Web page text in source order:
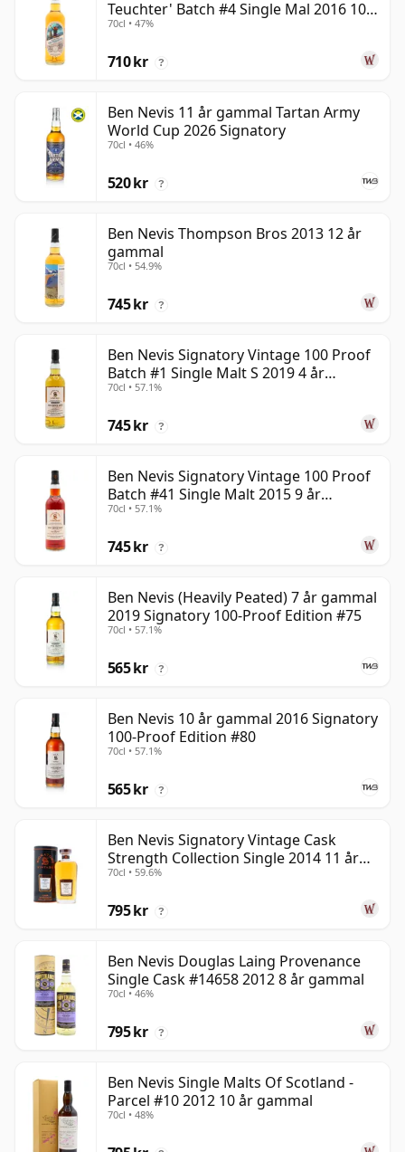
Teuchter' Batch #4 Single Mal 2016 10
år gammal
70cl • 47%
710 kr ?
Ben Nevis 11 år gammal Tartan Army
World Cup 2026 Signatory
70cl • 46%
520 kr ?
Ben Nevis Thompson Bros 2013 12 år
gammal
70cl • 54.9%
745 kr ?
Ben Nevis Signatory Vintage 100 Proof
Batch #1 Single Malt S 2019 4 år
gammal
70cl • 57.1%
745 kr ?
Ben Nevis Signatory Vintage 100 Proof
Batch #41 Single Malt 2015 9 år
gammal
70cl • 57.1%
745 kr ?
Ben Nevis (Heavily Peated) 7 år gammal
2019 Signatory 100-Proof Edition #75
70cl • 57.1%
565 kr ?
Ben Nevis 10 år gammal 2016 Signatory
100-Proof Edition #80
70cl • 57.1%
565 kr ?
Ben Nevis Signatory Vintage Cask
Strength Collection Single 2014 11 år
gammal
70cl • 59.6%
795 kr ?
Ben Nevis Douglas Laing Provenance
Single Cask #14658 2012 8 år gammal
70cl • 46%
795 kr ?
Ben Nevis Single Malts Of Scotland -
Parcel #10 2012 10 år gammal
70cl • 48%